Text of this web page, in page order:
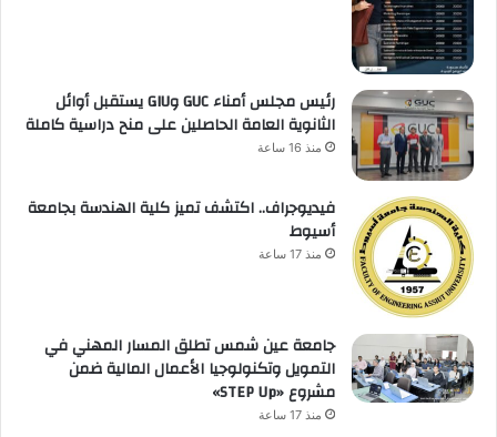
رئيس مجلس أمناء GUC وGIU يستقبل أوائل
الثانوية العامة الحاصلين على منح دراسية كاملة
منذ 16 ساعة
فيديوجراف.. اكتشف تميز كلية الهندسة بجامعة
أسيوط
منذ 17 ساعة
جامعة عين شمس تطلق المسار المهني في
التمويل وتكنولوجيا الأعمال المالية ضمن
مشروع «STEP Up»
منذ 17 ساعة